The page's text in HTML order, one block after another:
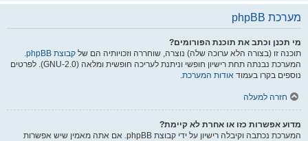
מערכת phpBB
מי תכנן וכתב את תוכנת הפורומים?
תוכנה זו (בצורה הלא ערוכה שלה) נוצרה, שוחררה וזכויותיה הם של קבוצת phpBB
.
המערכת נבנתה תחת רישיון חופשי וניתנת לעריכה חופשית ומלאה (GNU-2.0). לפרטים
נוספים בקרו בעמוד אודות המערכת.
חזרה למעלה
מדוע אפשרות כזו או אחרת לא קיימת?
המערכת נכתבה וקיבלה רישיון על ידי קבוצת phpBB. אם אתה מאמין שיש אפשרות